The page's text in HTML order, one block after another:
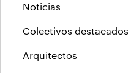
Noticias
Colectivos destacados
Arquitectos